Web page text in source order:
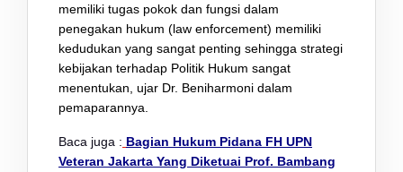
memiliki tugas pokok dan fungsi dalam
penegakan hukum (law enforcement) memiliki
kedudukan yang sangat penting sehingga strategi
kebijakan terhadap Politik Hukum sangat
menentukan, ujar Dr. Beniharmoni dalam
pemaparannya.
Baca juga : Bagian Hukum Pidana FH UPN
Veteran Jakarta Yang Diketuai Prof. Bambang